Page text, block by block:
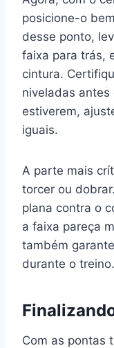
posicione-o
desse ponto,
faixa para trás,
cintura.
niveladas
estiverem,
iguais.
A parte mais
torcer ou
plana contra o
a faixa pareça
também
durante o treino.
Com as pontas